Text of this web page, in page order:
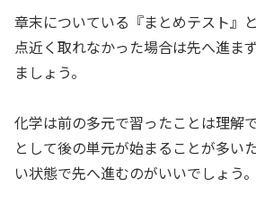
章末についている『まとめテスト』
点近く取れなかった場合は先へ進ま
ましょう。
化学は前の多元で習ったことは理解
として後の単元が始まることが多い
い状態で先へ進むのがいいでしょう。